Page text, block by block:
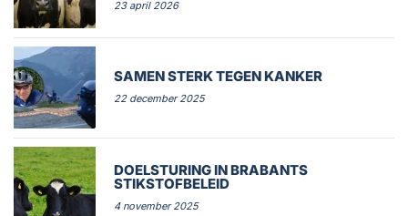
23 april 2026
SAMEN STERK TEGEN KANKER
22 december 2025
DOELSTURING IN BRABANTS
STIKSTOFBELEID
4 november 2025